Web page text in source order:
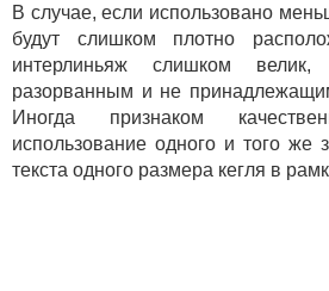
В случае, если использовано
будут слишком плотно
интерлиньяж слишком велик,
разорванным и не
Иногда признаком
использование одного и того же
текста одного размера кегля в